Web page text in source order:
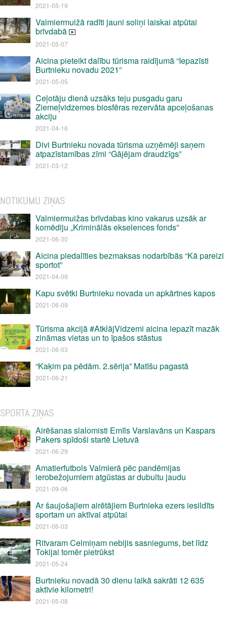
2021-05-19
Valmiermuižā radīti jauni soliņi laiskai atpūtai
brīvdabā
2021-05-07
Aicina pieteikt dalību tūrisma raidījumā “Iepazīsti
Burtnieku novadu 2021”
2021-05-05
Ceļotāju dienā uzsāks teju pusgadu garu
Ziemeļvidzemes biosfēras rezervāta apceļošanas
akciju
2021-04-16
Divi Burtnieku novada tūrisma uzņēmēji saņem
atpazīstamības zīmi “Gājējam draudzīgs”
2021-03-12
NOTIKUMU ZIŅAS
Valmiermuižas brīvdabas kino vakarus uzsāk ar
komēdiju „Kriminālās ekselences fonds”
2021-06-30
Aicina piedalīties bezmaksas nodarbībās “Kā pareizi
sportot”
2021-04-09
Kapu svētki Burtnieku novada un apkārtnes kapos
2021-06-09
Tūrisma akcijā #AtklājVidzemi aicina iepazīt mazāk
zināmas vietas un to īpašos stāstus
2021-06-03
“Kaķim pa pēdām. 2.sērija” Matīšu pagastā
2021-06-21
SPORTA ZIŅAS
Airēšanas slalomisti Emīls Varslavāns un Kaspars
Pakers spīdoši startē Lietuvā
2021-06-29
Amatierfutbols Valmierā pēc pandēmijas
ierobežojumiem atgūstas ar dubultu jaudu
2021-09-06
Ar šaujošajiem airētājiem Burtnieka ezers iesildīts
sportam un aktīvai atpūtai
2021-06-03
Ritvaram Celmiņam nebijis sasniegums, bet līdz
Tokijai tomēr pietrūkst
2021-05-24
Burtnieku novadā 30 dienu laikā sakrāti 12 635
aktīvie kilometri!
2021-05-08